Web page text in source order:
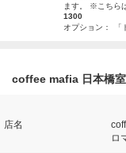
ます。 ※こちら
1300
オプション：
coffee mafia 日本橋
店名
ロ